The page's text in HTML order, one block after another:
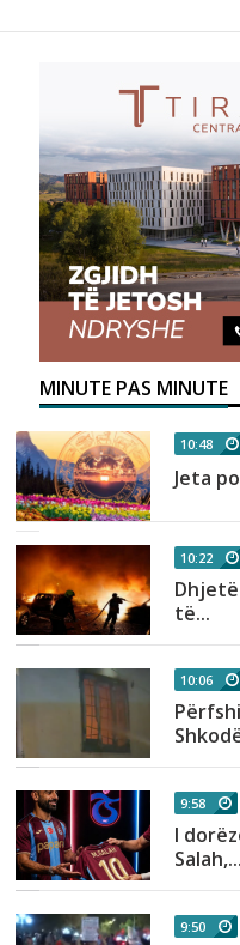
MINUTE PAS MINUTE
10:48
Jeta
10:22
të...
10:06
9:58
I
Salah,...
9:50